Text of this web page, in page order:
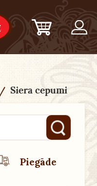
/ Siera cepumi
Piegāde